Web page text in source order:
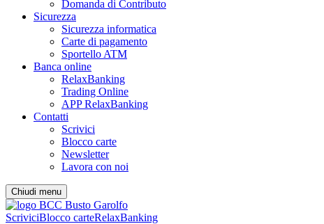
Domanda di Contributo
Sicurezza
Sicurezza informatica
Carte di pagamento
Sportello ATM
Banca online
RelaxBanking
Trading Online
APP RelaxBanking
Contatti
Scrivici
Blocco carte
Newsletter
Lavora con noi
Chiudi menu
ScriviciBlocco carteRelaxBanking